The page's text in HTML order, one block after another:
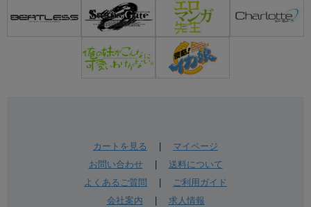
カートを見る
マイページ
お問い合わせ| 送料について
よくあるご質問
ご利用ガイド
会社案内
求人情報